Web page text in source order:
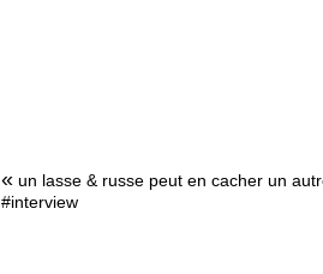
« un lasse & russe peut en cacher un
#interview